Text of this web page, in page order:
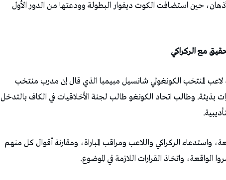
كابوس نسخة 1984 في الأذهان، حين استضافت الكوت ديفوار البطولة وودعتها من الدور الأول
مع الركراكي
لاعب المنتخب الكونغولي شانسيل مبيمبا الذي قال إن مدرب منتخب
بذيئة. وطالب اتحاد الكونغو طالب لجنة الأخلاقيات في الكاف بالتدخل
واستدعاء الركراكي واللاعب ومراقب المباراة، ومقارنة أقوال كل منهم
واتخاذ القرارات اللازمة في الموضوع.